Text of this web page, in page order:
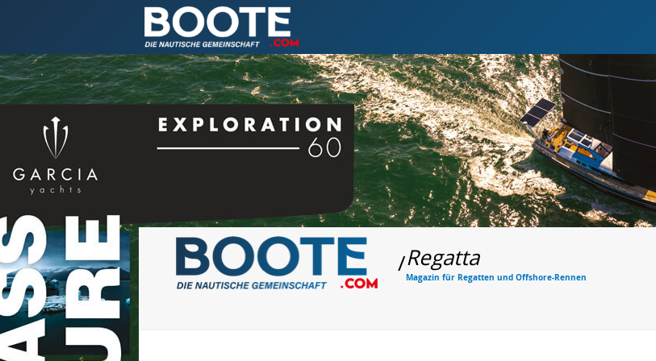
/Regatta
Magazin für Regatten und Offshore-Rennen